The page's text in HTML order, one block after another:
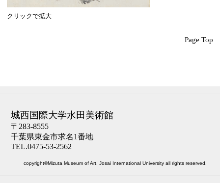
クリックで拡大
Page Top
城西国際大学水田美術館
〒283-8555
千葉県東金市求名1番地
TEL.0475-53-2562
copyright©Mizuta Museum of Art, Josai International University all rights reserved.